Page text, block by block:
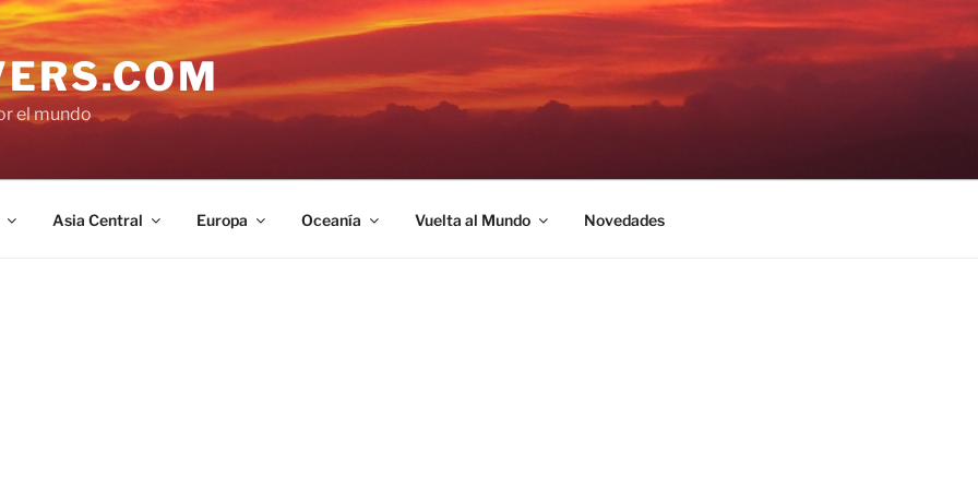
el mundo
Asia Central Europa Oceanía Vuelta al Mundo Novedades